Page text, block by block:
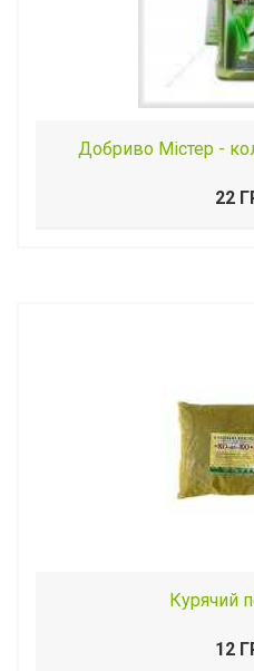
Добриво Містер -
22
Курячий
12